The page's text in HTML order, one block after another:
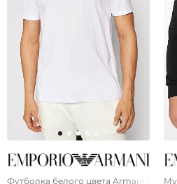
Футболка белого цвета Armani